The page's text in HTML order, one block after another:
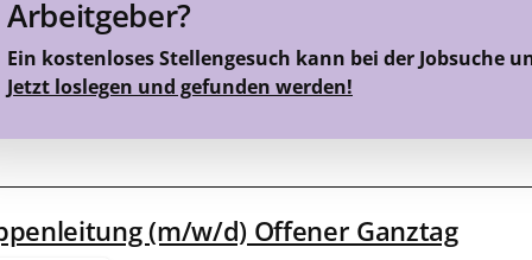
Arbeitgeber?
Ein kostenloses Stellengesuch kann bei der Jobsuche
Jetzt loslegen und gefunden werden!
(m/w/d) Offener Ganztag